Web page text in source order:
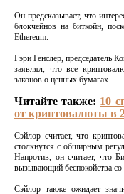
Он предсказывает, что
блокчейнов на биткойн,
Ethereum.
Гэри Генслер,
заявлял, что все
законов о ценных бумагах.
Читайте также: 10
от криптовалюты в
Сэйлор считает, что
столкнутся с обширным
Напротив, он считает, что
вызывающий беспокойства
Сэйлор также ожидает